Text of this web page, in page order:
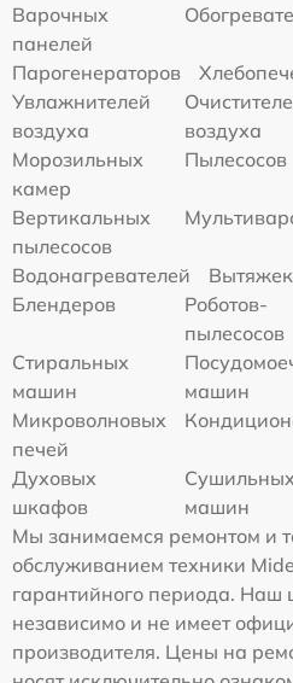
Варочных
панелей
Парогенераторов
Увлажнителей
воздуха
воздуха
Морозильных
камер
Пылесосов
Вертикальных
пылесосов
Водонагревателей
Вытяжек
Блендеров
Роботов-
пылесосов
Стиральных
машин
машин
Микроволновых
печей
Духовых
шкафов
Сушильных
машин
Мы занимаемся ремонтом и
обслуживанием техники
гарантийного периода. Наш
независимо и не имеет
производителя. Цены на